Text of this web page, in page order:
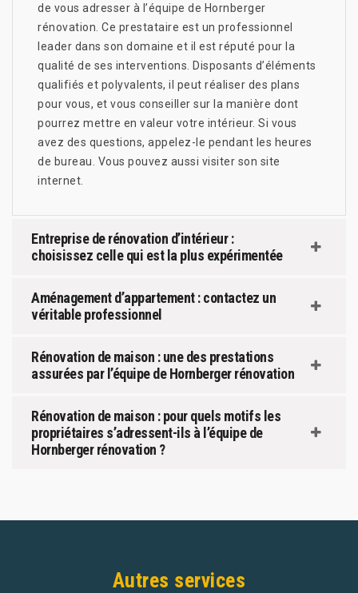
de vous adresser à l’équipe de Hornberger
rénovation. Ce prestataire est un professionnel
leader dans son domaine et il est réputé pour la
qualité de ses interventions. Disposants d’éléments
qualifiés et polyvalents, il peut réaliser des plans
pour vous, et vous conseiller sur la manière dont
pourrez mettre en valeur votre intérieur. Si vous
avez des questions, appelez-le pendant les heures
de bureau. Vous pouvez aussi visiter son site
internet.
Entreprise de rénovation d’intérieur :
choisissez celle qui est la plus expérimentée
Aménagement d’appartement : contactez un
véritable professionnel
Rénovation de maison : une des prestations
assurées par l’équipe de Hornberger rénovation
Rénovation de maison : pour quels motifs les
propriétaires s’adressent-ils à l’équipe de
Hornberger rénovation ?
Autres services